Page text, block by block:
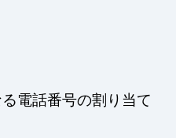
電話番号の割り当て